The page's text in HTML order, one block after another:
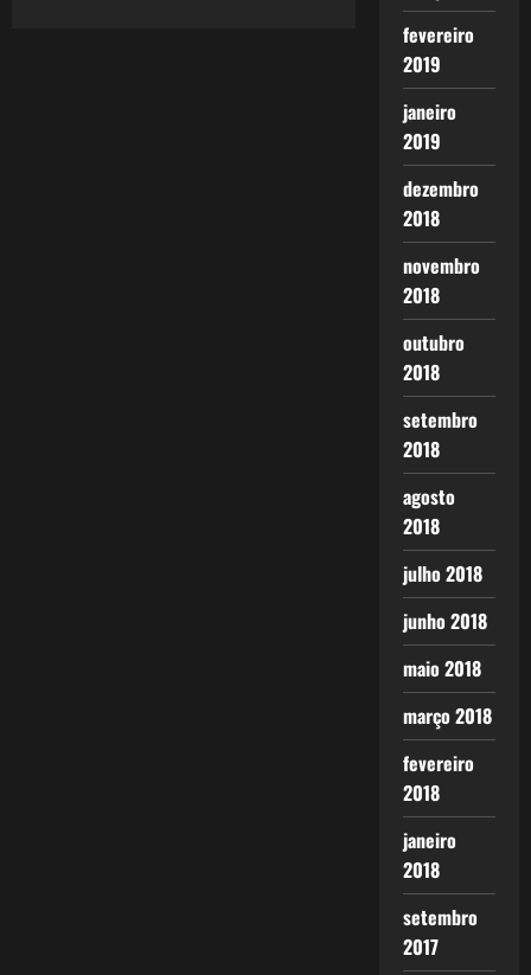
fevereiro
2019
janeiro
2019
dezembro
2018
novembro
2018
outubro
2018
setembro
2018
agosto
2018
julho 2018
junho 2018
maio 2018
março 2018
fevereiro
2018
janeiro
2018
setembro
2017